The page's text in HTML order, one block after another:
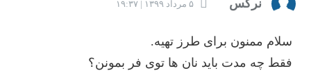
نرگس ۵ مرداد ۱۳۹۹ | ۱۹:۳۷
سلام ممنون برای طرز تهیه.
فقط چه مدت باید نان ها توی فر بمونن؟